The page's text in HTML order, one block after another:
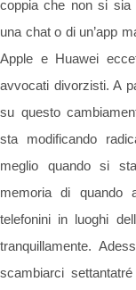
coppia che non si sia
una chat o di un’app
Apple e Huawei
avvocati divorzisti. A
su questo
sta modificando
meglio quando si
memoria di quando
telefonini in luoghi
tranquillamente.
scambiarci